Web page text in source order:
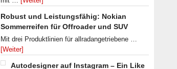
Robust und Leistungsfähig: Nokian
Sommerreifen für Offroader und SUV
Mit drei Produktlinien für allradangetriebene …
[Weiter]
Autodesigner auf Instagram – Ein Like